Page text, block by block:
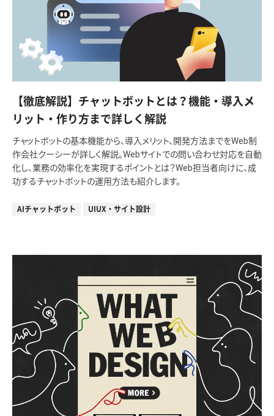
【徹底解説】チャットボットとは？機能・導入メ
リット・作り方まで詳しく解説
チャットボットの基本機能から、導入メリット、開発方法までをWeb制
作会社クーシーが詳しく解説。Webサイトでの問い合わせ対応を自動
化し、業務の効率化を実現するポイントとは？Web担当者向けに、成
功するチャットボットの運用方法も紹介します。
AIチャットボット UIUX・サイト設計